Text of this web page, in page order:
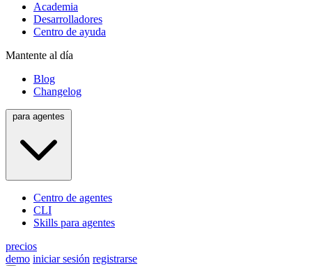
Academia
Desarrolladores
Centro de ayuda
Mantente al día
Blog
Changelog
Centro de agentes
CLI
Skills para agentes
precios
demo iniciar sesión registrarse